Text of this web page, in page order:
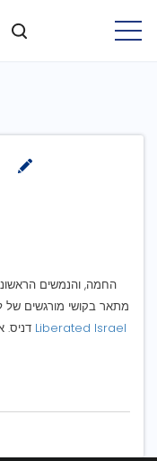
החמה, והנמשים
מתאר בקושי מורגשים של
Liberated Israel